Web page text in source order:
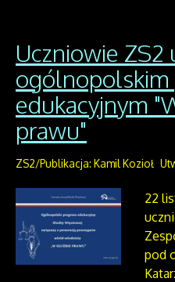
Uczniowie ZS2
ogólnopolskim
edukacyjnym
prawu"
ZS2/Publikacja: Kamil Kozioł
22
pod